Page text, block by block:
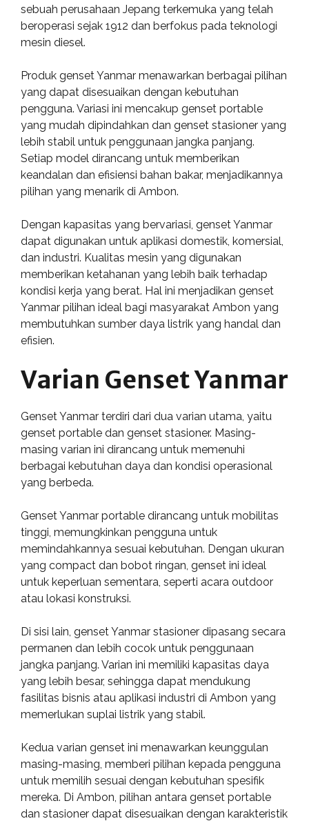
sebuah perusahaan Jepang terkemuka yang telah
beroperasi sejak 1912 dan berfokus pada teknologi
mesin diesel.
Produk genset Yanmar menawarkan berbagai pilihan
yang dapat disesuaikan dengan kebutuhan
pengguna. Variasi ini mencakup genset portable
yang mudah dipindahkan dan genset stasioner yang
lebih stabil untuk penggunaan jangka panjang.
Setiap model dirancang untuk memberikan
keandalan dan efisiensi bahan bakar, menjadikannya
pilihan yang menarik di Ambon.
Dengan kapasitas yang bervariasi, genset Yanmar
dapat digunakan untuk aplikasi domestik, komersial,
dan industri. Kualitas mesin yang digunakan
memberikan ketahanan yang lebih baik terhadap
kondisi kerja yang berat. Hal ini menjadikan genset
Yanmar pilihan ideal bagi masyarakat Ambon yang
membutuhkan sumber daya listrik yang handal dan
efisien.
Varian Genset Yanmar
Genset Yanmar terdiri dari dua varian utama, yaitu
genset portable dan genset stasioner. Masing-
masing varian ini dirancang untuk memenuhi
berbagai kebutuhan daya dan kondisi operasional
yang berbeda.
Genset Yanmar portable dirancang untuk mobilitas
tinggi, memungkinkan pengguna untuk
memindahkannya sesuai kebutuhan. Dengan ukuran
yang compact dan bobot ringan, genset ini ideal
untuk keperluan sementara, seperti acara outdoor
atau lokasi konstruksi.
Di sisi lain, genset Yanmar stasioner dipasang secara
permanen dan lebih cocok untuk penggunaan
jangka panjang. Varian ini memiliki kapasitas daya
yang lebih besar, sehingga dapat mendukung
fasilitas bisnis atau aplikasi industri di Ambon yang
memerlukan suplai listrik yang stabil.
Kedua varian genset ini menawarkan keunggulan
masing-masing, memberi pilihan kepada pengguna
untuk memilih sesuai dengan kebutuhan spesifik
mereka. Di Ambon, pilihan antara genset portable
dan stasioner dapat disesuaikan dengan karakteristik